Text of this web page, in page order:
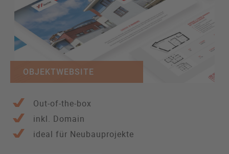
OBJEKTWEBSITE
Out-of-the-box
inkl. Domain
ideal für Neubauprojekte